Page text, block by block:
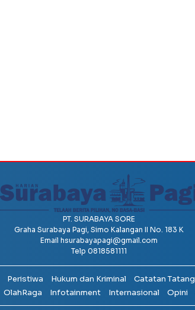
PT. SURABAYA SORE
Graha Surabaya Pagi, Simo Kalangan II No. 183 K
Email hsurabayapagi@gmail.com
Telp 0818581111
Peristiwa Hukum dan Kriminal Catatan Tatang
OlahRaga Infotainment Internasional Opini